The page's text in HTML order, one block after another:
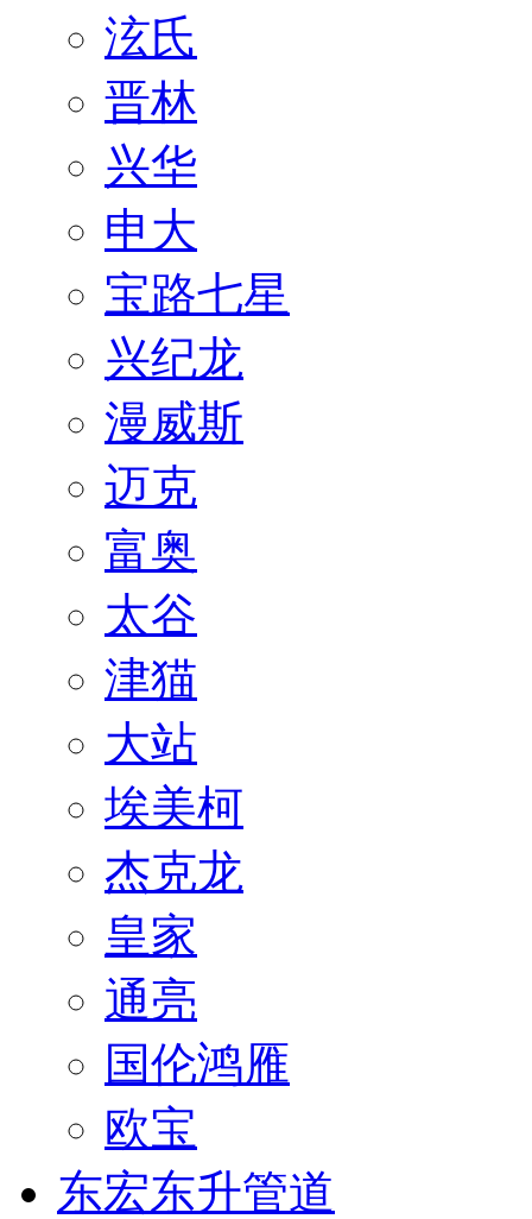
泫氏
晋林
兴华
申大
宝路七星
兴纪龙
漫威斯
迈克
富奥
太谷
津猫
大站
埃美柯
杰克龙
皇家
通亮
国伦鸿雁
欧宝
东宏东升管道